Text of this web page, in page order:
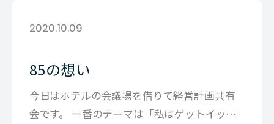
2020.10.09
85の想い
今日はホテルの会議場を借りて経営計画共有
会です。 一番のテーマは「私はゲットイット